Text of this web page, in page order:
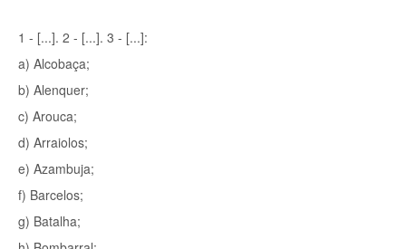
1 - [...]. 2 - [...]. 3 - [...]:
a) Alcobaça;
b) Alenquer;
c) Arouca;
d) Arraiolos;
e) Azambuja;
f) Barcelos;
g) Batalha;